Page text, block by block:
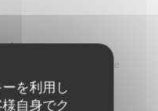
を利用し
自身でク
au rhum et la puissance